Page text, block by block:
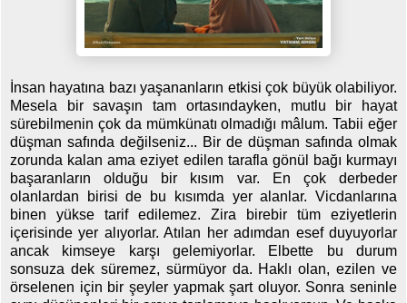
İnsan hayatına bazı yaşananların etkisi çok büyük olabiliyor.
Mesela bir savaşın tam ortasındayken, mutlu bir hayat
sürebilmenin çok da mümkünatı olmadığı mâlum. Tabii eğer
düşman safında değilseniz... Bir de düşman safında olmak
zorunda kalan ama eziyet edilen tarafla gönül bağı kurmayı
başaranların olduğu bir kısım var. En çok derbeder
olanlardan birisi de bu kısımda yer alanlar. Vicdanlarına
binen yükse tarif edilemez. Zira birebir tüm eziyetlerin
içerisinde yer alıyorlar. Atılan her adımdan esef duyuyorlar
ancak kimseye karşı gelemiyorlar. Elbette bu durum
sonsuza dek süremez, sürmüyor da. Haklı olan, ezilen ve
örselenen için bir şeyler yapmak şart oluyor. Sonra seninle